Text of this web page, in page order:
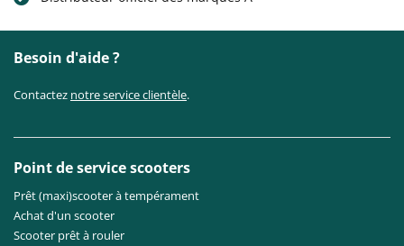
Besoin d'aide ?
Contactez notre service clientèle.
Point de service scooters
Prêt (maxi)scooter à tempérament
Achat d'un scooter
Scooter prêt à rouler